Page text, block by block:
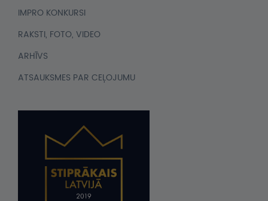
IMPRO KONKURSI
RAKSTI, FOTO, VIDEO
ARHĪVS
ATSAUKSMES PAR CEĻOJUMU